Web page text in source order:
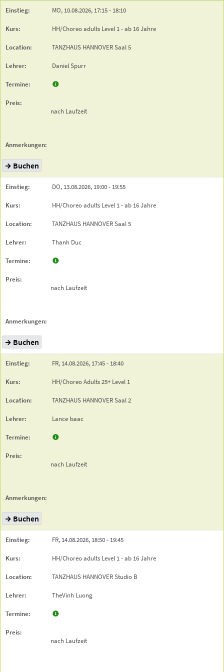
MO, 10.08.2026, 17:15 - 18:10
HH/Choreo adults Level 1 - ab 16 Jahre
TANZHAUS HANNOVER Saal 5
Daniel Spurr
nach Laufzeit
Buchen
DO, 13.08.2026, 19:00 - 19:55
HH/Choreo adults Level 1 - ab 16 Jahre
TANZHAUS HANNOVER Saal 5
Thanh Duc
nach Laufzeit
Buchen
FR, 14.08.2026, 17:45 - 18:40
HH/Choreo Adults 25+ Level 1
TANZHAUS HANNOVER Saal 2
Lance Isaac
nach Laufzeit
Buchen
FR, 14.08.2026, 18:50 - 19:45
HH/Choreo adults Level 1 - ab 16 Jahre
TANZHAUS HANNOVER Studio B
TheVinh Luong
nach Laufzeit